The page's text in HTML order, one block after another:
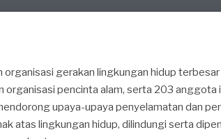
gerakan lingkungan hidup
pencinta alam, serta 203
upaya-upaya penyelamatan dan
atas lingkungan hidup, dilindungi serta